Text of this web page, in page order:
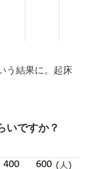
う結果に。起床
いですか？